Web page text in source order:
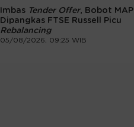
Imbas Tender Offer, Bobot MAPI
Dipangkas FTSE Russell Picu
Rebalancing
05/08/2026, 09:25 WIB